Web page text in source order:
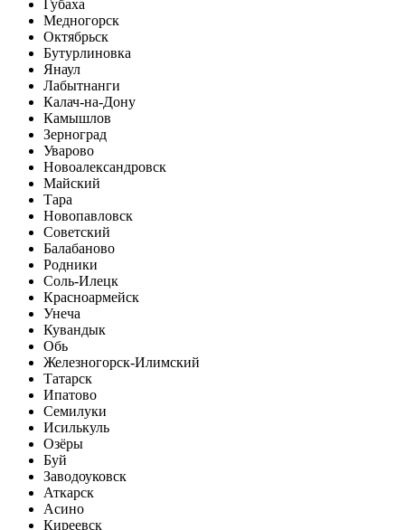
Губаха
Медногорск
Октябрьск
Бутурлиновка
Янаул
Лабытнанги
Калач-на-Дону
Камышлов
Зерноград
Уварово
Новоалександровск
Майский
Тара
Новопавловск
Советский
Балабаново
Родники
Соль-Илецк
Красноармейск
Унеча
Кувандык
Обь
Железногорск-Илимский
Татарск
Ипатово
Семилуки
Исилькуль
Озёры
Буй
Заводоуковск
Аткарск
Асино
Киреевск